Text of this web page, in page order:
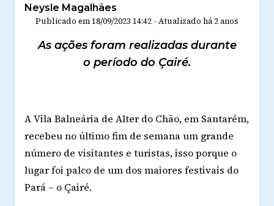
Neysle Magalhães
Publicado em 18/09/2023 14:42 - Atualizado há 2 anos
As ações foram realizadas durante
o período do Çairé.
A Vila Balneária de Alter do Chão, em Santarém,
recebeu no último fim de semana um grande
número de visitantes e turistas, isso porque o
lugar foi palco de um dos maiores festivais do
Pará – o Çairé.